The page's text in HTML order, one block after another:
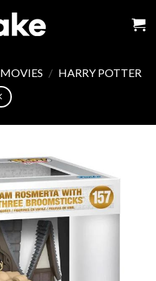
MOVIES / HARRY POTTER